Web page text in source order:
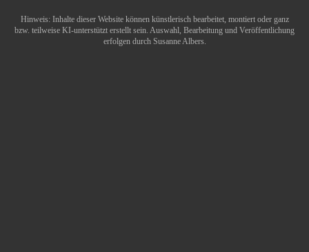
Hinweis: Inhalte dieser Website können künstlerisch bearbeitet, montiert oder ganz
bzw. teilweise KI-unterstützt erstellt sein. Auswahl, Bearbeitung und Veröffentlichung
erfolgen durch Susanne Albers.